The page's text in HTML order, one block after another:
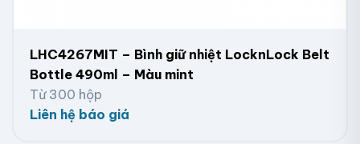
LHC4267MIT – Bình giữ nhiệt LocknLock Belt
Bottle 490ml – Màu mint
Từ 300 hộp
Liên hệ báo giá